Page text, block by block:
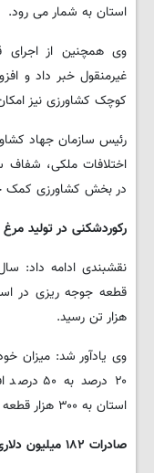
استان به شمار می رود.
وی همچنین از اجرای
غیرمنقول خبر داد و
کوچک کشاورزی نیز
رئیس سازمان جهاد
اختلافات ملکی، شفاف
در بخش کشاورزی کمک
رکوردشکنی در تولید
هزار تن رسید.
وی یادآور شد: میزان
۲۰
استان به ۳۰۰ هزار قطعه رسیده است.
صادرات ۱۸۲ میلیون